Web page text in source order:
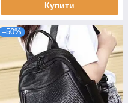
Купити
–50%